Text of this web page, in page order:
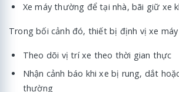
Xe máy thường để tại nhà, bãi giữ xe
Trong bối cảnh đó, thiết bị định vị xe máy
Theo dõi vị trí xe theo thời gian thực
Nhận cảnh báo khi xe bị rung, dắt
thường